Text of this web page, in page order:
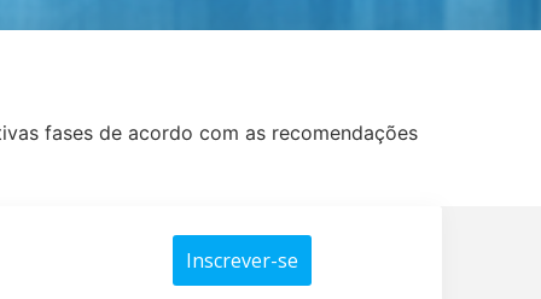
fases de acordo com as recomendações
Inscrever-se